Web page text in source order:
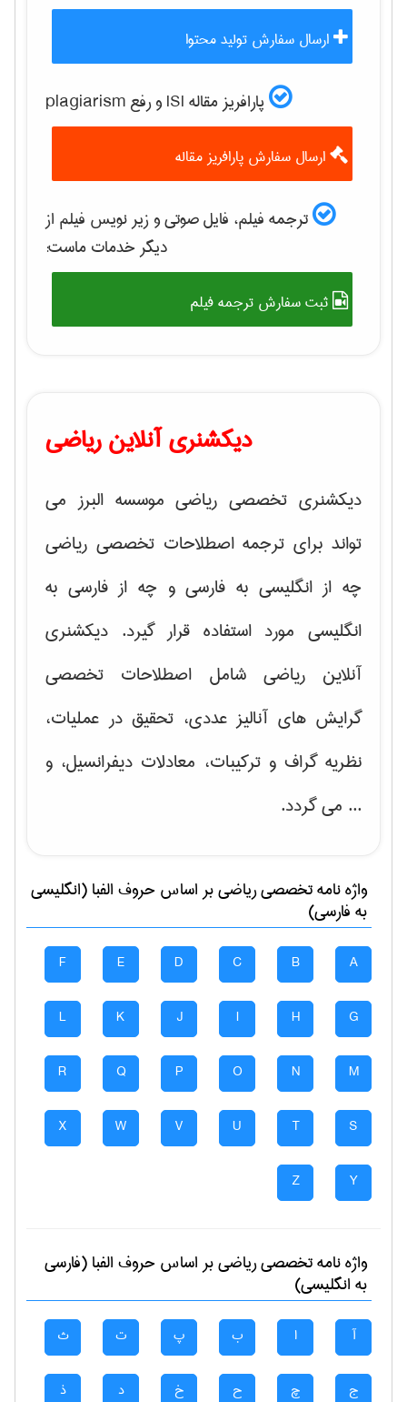
ارسال سفارش تولید محتوا
پارافریز مقاله ISI و رفع plagiarism
ارسال سفارش پارافریز مقاله
ترجمه فیلم، فایل صوتی و زیر نویس فیلم از
دیگر خدمات ماست:
ثبت سفارش ترجمه فیلم
دیکشنری آنلاین ریاضی
دیکشنری تخصصی ریاضی موسسه البرز می
تواند برای ترجمه اصطلاحات تخصصی ریاضی
چه از انگلیسی به فارسی و چه از فارسی به
انگلیسی مورد استفاده قرار گیرد. دیکشنری
آنلاین ریاضی شامل اصطلاحات تخصصی
گرایش های آنالیز عددی، تحقیق در عملیات،
نظریه گراف و تركیبات، معادلات دیفرانسیل، و
... می گردد.
واژه نامه تخصصیرياضیبر اساس حروف الفبا (انگلیسی
به فارسی)
A
B
C
D
E
F
G
H
I
J
K
L
M
N
O
P
Q
R
S
T
U
V
W
X
Y
Z
واژه نامه تخصصیرياضیبر اساس حروف الفبا (فارسی
به انگلیسی)
آ ا ب پ ت ث
ج چ ح خ د ذ